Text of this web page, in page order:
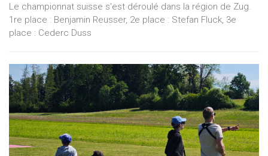
Le championnat suisse s'est déroulé dans la région de Zug.
1re place : Benjamin Reusser, 2e place : Stefan Fluck, 3e
place : Cederc Duss